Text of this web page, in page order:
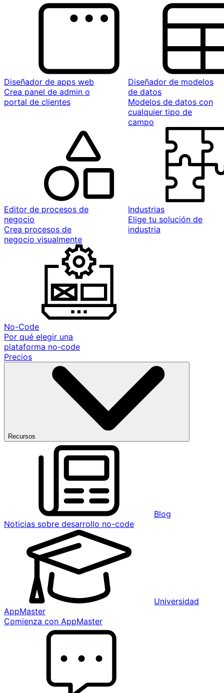
Diseñador de apps web
Crea panel de admin o
portal de clientes
Diseñador de modelos
de datos
Modelos de datos con
cualquier tipo de
campo
Editor de procesos de
negocio
Crea procesos de
negocio visualmente
Industrias
Elige tu solución de
industria
No-Code
Por qué elegir una
plataforma no-code
Precios
Recursos
Blog
Noticias sobre desarrollo no-code
Universidad
AppMaster
Comienza con AppMaster